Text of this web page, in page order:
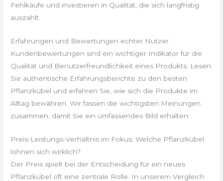
Fehlkäufe und investieren in Qualität, die sich langfristig
auszahlt.
Erfahrungen und Bewertungen echter Nutzer
Kundenbewertungen sind ein wichtiger Indikator für die
Qualität und Benutzerfreundlichkeit eines Produkts. Lesen
Sie authentische Erfahrungsberichte zu den besten
Pflanzkübel und erfahren Sie, wie sich die Produkte im
Alltag bewähren. Wir fassen die wichtigsten Meinungen
zusammen, damit Sie ein umfassendes Bild erhalten.
Preis-Leistungs-Verhältnis im Fokus: Welche Pflanzkübel
lohnen sich wirklich?
Der Preis spielt bei der Entscheidung für ein neues
Pflanzkübel oft eine zentrale Rolle. In unserem Vergleich